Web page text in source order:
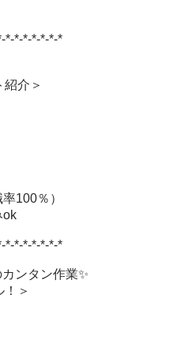
*-*-*-*-*-*-*
介＞
100％）
ok
*-*-*-*-*-*-*
ンタン作業✨
＞